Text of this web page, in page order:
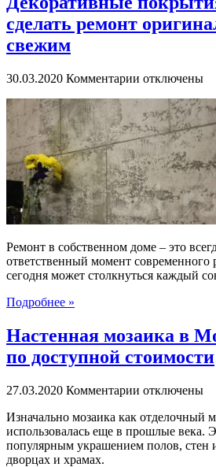
для
сна
сделать ремонт
свежим
30.03.2020 Комментарии к
Декоративные
покрытия
для
стен
–
сделать
ремонт
и
отключены
Ремонт в собственном доме – это
ответственный момент современного
сегодня может столкнуться каждый
Подробнее »
Настенная мозаика в
по доступной стоимости
27.03.2020 Комментарии к
Настенная
мозаика
в
отключены
Изначально мозаика как отделочный
использовалась еще в прошлые века.
популярным украшением полов, стен
дворцах и храмах.